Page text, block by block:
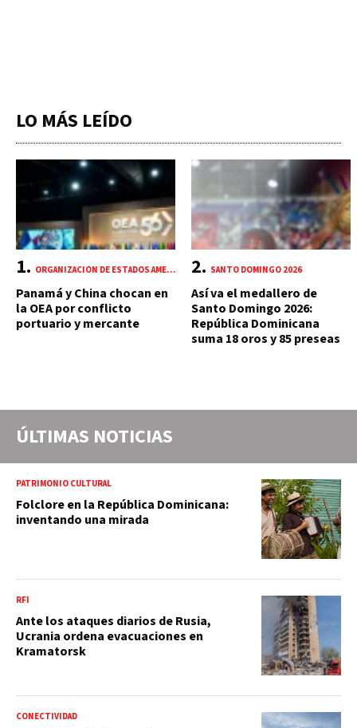
LO MÁS LEÍDO
ORGANIZACIÓN DE ESTADOS AMERICANOS (OEA)
Panamá y China chocan en
la OEA por conflicto
portuario y mercante
SANTO DOMINGO 2026
Así va el medallero de
Santo Domingo 2026:
República Dominicana
suma 18 oros y 85 preseas
ÚLTIMAS NOTICIAS
PATRIMONIO CULTURAL
Folclore en la República Dominicana:
inventando una mirada
RFI
Ante los ataques diarios de Rusia,
Ucrania ordena evacuaciones en
Kramatorsk
CONECTIVIDAD